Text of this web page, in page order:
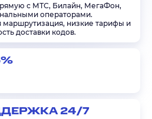
с МТС, Билайн, МегаФон,
операторами.
маршрутизация, низкие тарифы и
доставки кодов.
24/7